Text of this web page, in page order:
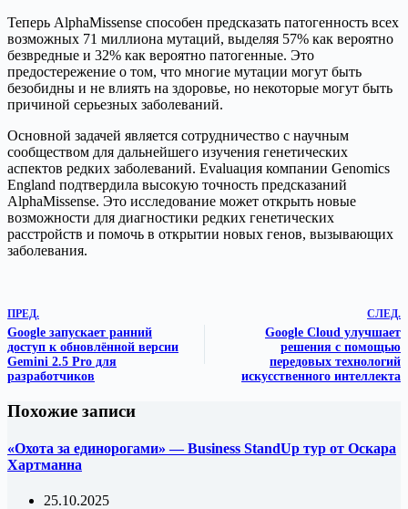
Теперь AlphaMissense способен предсказать патогенность всех
возможных 71 миллиона мутаций, выделяя 57% как вероятно
безвредные и 32% как вероятно патогенные. Это
предостережение о том, что многие мутации могут быть
безобидны и не влиять на здоровье, но некоторые могут быть
причиной серьезных заболеваний.
Основной задачей является сотрудничество с научным
сообществом для дальнейшего изучения генетических
аспектов редких заболеваний. Evaluaция компании Genomics
England подтвердила высокую точность предсказаний
AlphaMissense. Это исследование может открыть новые
возможности для диагностики редких генетических
расстройств и помочь в открытии новых генов, вызывающих
заболевания.
ПРЕД.
Google запускает ранний
доступ к обновлённой версии
Gemini 2.5 Pro для
разработчиков
СЛЕД.
Google Cloud улучшает
решения с помощью
передовых технологий
искусственного интеллекта
Похожие записи
«Охота за единорогами» — Business StandUp тур от Оскара
Хартманна
25.10.2025